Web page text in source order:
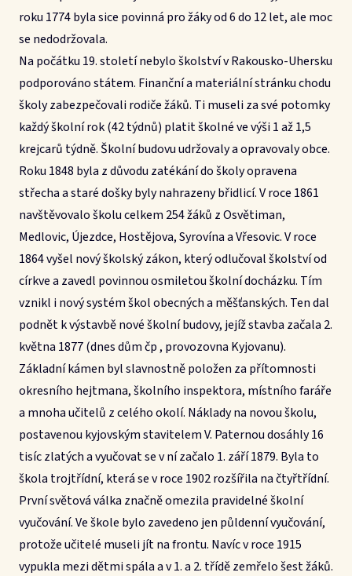
roku 1774 byla sice povinná pro žáky od 6 do 12 let, ale moc
se nedodržovala.
Na počátku 19. století nebylo školství v Rakousko-Uhersku
podporováno státem. Finanční a materiální stránku chodu
školy zabezpečovali rodiče žáků. Ti museli za své potomky
každý školní rok (42 týdnů) platit školné ve výši 1 až 1,5
krejcarů týdně. Školní budovu udržovaly a opravovaly obce.
Roku 1848 byla z důvodu zatékání do školy opravena
střecha a staré došky byly nahrazeny břidlicí. V roce 1861
navštěvovalo školu celkem 254 žáků z Osvětiman,
Medlovic, Újezdce, Hostějova, Syrovína a Vřesovic. V roce
1864 vyšel nový školský zákon, který odlučoval školství od
církve a zavedl povinnou osmiletou školní docházku. Tím
vznikl i nový systém škol obecných a měšťanských. Ten dal
podnět k výstavbě nové školní budovy, jejíž stavba začala 2.
května 1877 (dnes dům čp , provozovna Kyjovanu).
Základní kámen byl slavnostně položen za přítomnosti
okresního hejtmana, školního inspektora, místního faráře
a mnoha učitelů z celého okolí. Náklady na novou školu,
postavenou kyjovským stavitelem V. Paternou dosáhly 16
tisíc zlatých a vyučovat se v ní začalo 1. září 1879. Byla to
škola trojtřídní, která se v roce 1902 rozšířila na čtyřtřídní.
První světová válka značně omezila pravidelné školní
vyučování. Ve škole bylo zavedeno jen půldenní vyučování,
protože učitelé museli jít na frontu. Navíc v roce 1915
vypukla mezi dětmi spála a v 1. a 2. třídě zemřelo šest žáků.